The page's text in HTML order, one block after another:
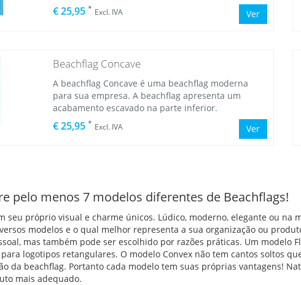
€ 25,95 * Excl. IVA Ver
Beachflag Concave
A beachflag Concave é uma beachflag moderna
para sua empresa. A beachflag apresenta um
acabamento escavado na parte inferior.
€ 25,95 * Excl. IVA Ver
pelo menos 7 modelos diferentes de Beachflags!
seu próprio visual e charme únicos. Lúdico, moderno, elegante ou na
modelos e o qual melhor representa a sua organização ou
mas também pode ser escolhido por razões práticas. Um modelo
logotipos retangulares. O modelo Convex não tem cantos soltos
da beachflag. Portanto cada modelo tem suas próprias vantagens!
mais adequado.